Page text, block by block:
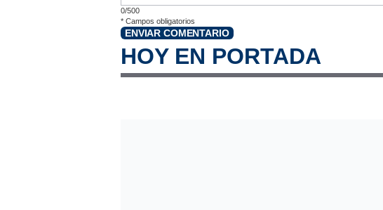
0/500
* Campos obligatorios
ENVIAR COMENTARIO
HOY EN PORTADA